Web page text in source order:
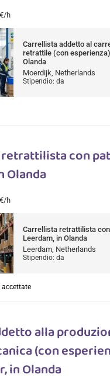
h
Carrellista addetto al
retrattile (con
Olanda
Moerdijk, Netherlands
Stipendio: da
con
Olanda
h
Carrellista retrattilista
Leerdam, in Olanda
Leerdam, Netherlands
Stipendio: da
accettate
alla
(con
in Olanda